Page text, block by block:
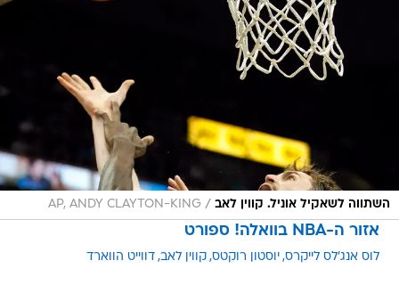
השתווה לשאקיל אוניל. קווין לאב /
AP, ANDY CLAYTON-KING
אזור ה-NBA בוואלה! ספורט
לוס אנג'לס לייקרס יוסטון רוקטס קווין לאב דווייט הווארד